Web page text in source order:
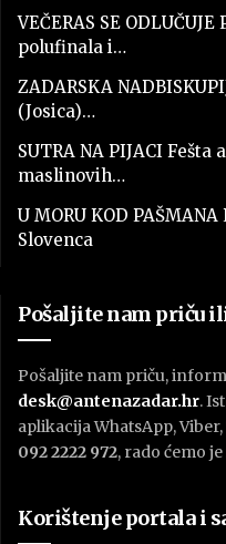
VEČERAS SE
polufinala i…
ZADARSKA
(Josica)…
SUTRA NA PIJACI
maslinovih…
U MORU KOD
Slovenca
Pošaljite nam priču
Pošaljite nam priču,
desk@antenazadar.hr.
aplikacija WhatsApp,
092 2222 972, rado ćemo
Korištenje portala i